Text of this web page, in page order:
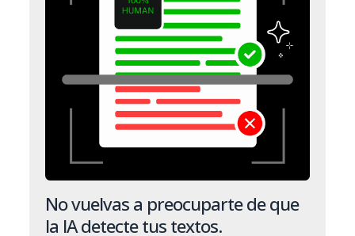
No vuelvas a preocuparte de que
la IA detecte tus textos.